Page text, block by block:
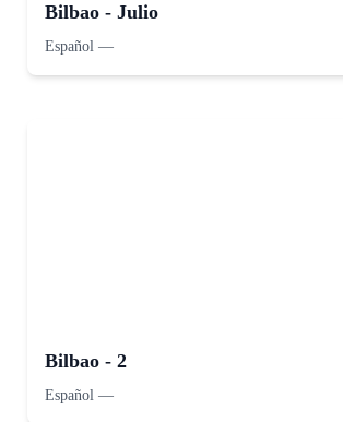
Bilbao - Julio
Español —
Bilbao - 2
Español —